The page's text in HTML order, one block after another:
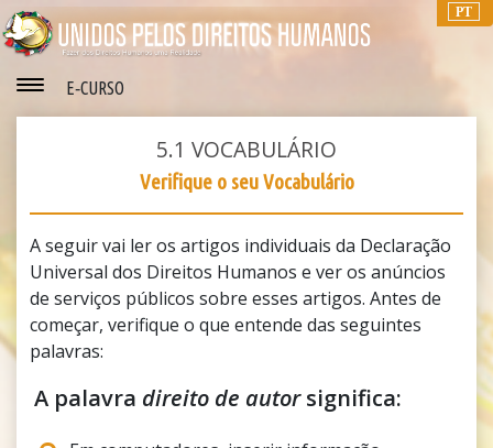
PT
E‑CURSO
5.1 VOCABULÁRIO
Verifique o seu Vocabulário
A seguir vai ler os artigos individuais da Declaração
Universal dos Direitos Humanos e ver os anúncios
de serviços públicos sobre esses artigos. Antes de
começar, verifique o que entende das seguintes
palavras:
A palavra direito de autorsignifica: